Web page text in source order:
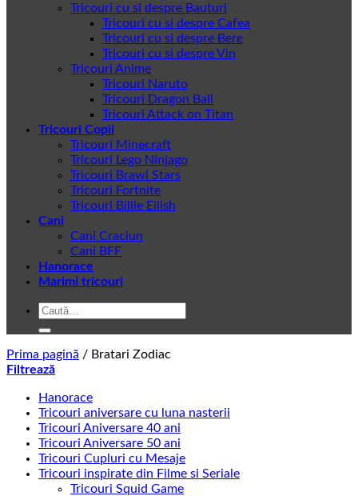
Tricouri cu si despre Bauturi
Tricouri cu si despre Cafea
Tricouri cu si despre Bere
Tricouri cu si despre Vin
Tricouri Anime
Tricouri Naruto
Tricouri Dragon Ball
Tricouri Attack on Titan
Tricouri Copii
Tricouri Minecraft
Tricouri Lego Ninjago
Tricouri Brawl Stars
Tricouri Fortnite
Tricouri Billie Eilish
Cani
Cani Craciun
Cani BFF
Hanorace
Marimi tricouri
Caută
Prima pagină / Bratari Zodiac
Filtrează
Hanorace
Tricouri aniversare cu luna nasterii
Tricouri Aniversare 40 ani
Tricouri Aniversare 50 ani
Tricouri Cupluri cu Mesaje
Tricouri inspirate din Filme si Seriale
Tricouri Squid Game